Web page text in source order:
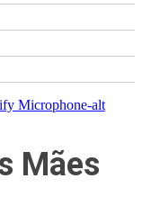
Microphone-alt
Mães